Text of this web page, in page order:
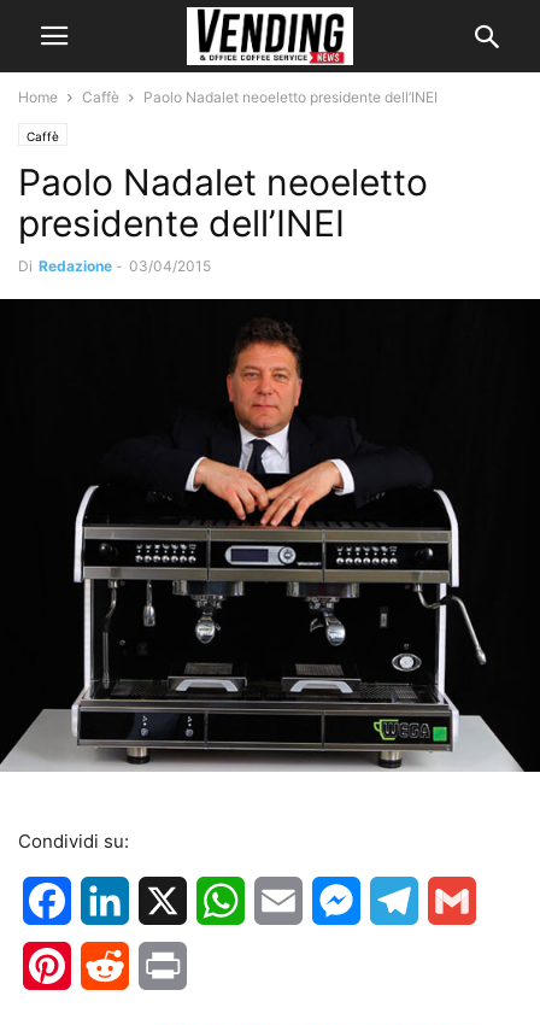
Home Caffè Paolo Nadalet neoeletto presidente dell’INEI
Caffè
Paolo Nadalet neoeletto
presidente dell’INEI
Di Redazione - 03/04/2015
Condividi su:
FacebookLinkedIn WhatsApp
Email MessengerTelegram
PinterestReddit